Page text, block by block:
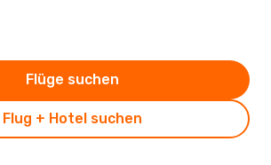
Flug + Hotel suchen
Flüge suchen